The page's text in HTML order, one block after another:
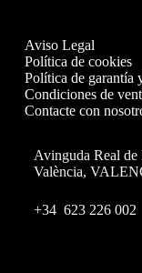
Aviso Legal
Política de cookies
Política de garantía
Condiciones de
Contacte con
Avinguda Real
València,
+34 623 226 002